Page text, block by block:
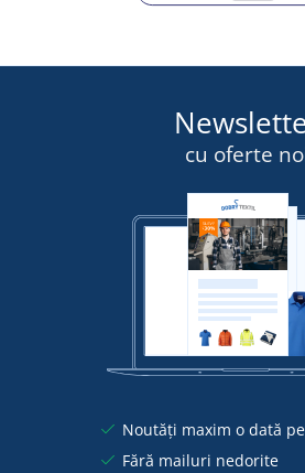
cu oferte
Noutăți maxim o dată
Fără mailuri nedorite